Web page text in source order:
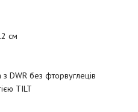
см
DWR без фторвуглеців
TILT